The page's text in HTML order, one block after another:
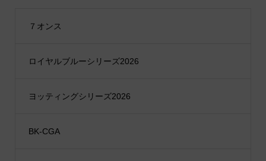
７オンス
ロイヤルブルーシリーズ2026
ヨッティングシリーズ2026
BK-CGA